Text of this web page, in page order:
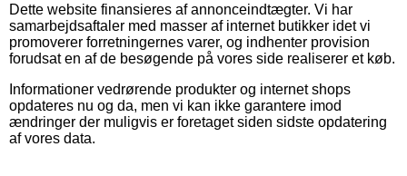
Dette website finansieres af annonceindtægter. Vi har
samarbejdsaftaler med masser af internet butikker idet vi
promoverer forretningernes varer, og indhenter provision
forudsat en af de besøgende på vores side realiserer et køb.
Informationer vedrørende produkter og internet shops
opdateres nu og da, men vi kan ikke garantere imod
ændringer der muligvis er foretaget siden sidste opdatering
af vores data.